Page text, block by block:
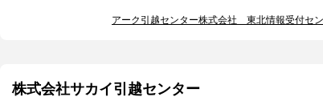
アーク引越センター株式会社 東北情報受付セ
株式会社サカイ引越センター